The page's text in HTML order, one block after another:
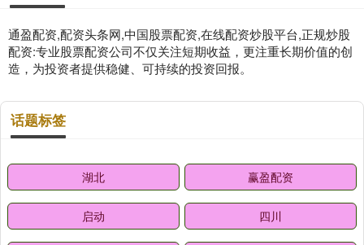
通盈配资,配资头条网,中国股票配资,在线配资炒股平台,正规炒股
配资:专业股票配资公司不仅关注短期收益，更注重长期价值的创
造，为投资者提供稳健、可持续的投资回报。
话题标签
湖北 赢盈配资
启动 四川